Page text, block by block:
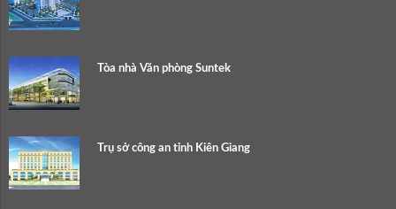
Tòa nhà Văn phòng Suntek
Trụ sở công an tỉnh Kiên Giang